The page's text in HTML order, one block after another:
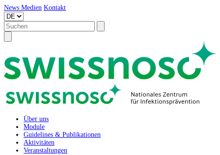
News Medien Kontakt
Über uns
Module
Guidelines & Publikationen
Aktivitäten
Veranstaltungen